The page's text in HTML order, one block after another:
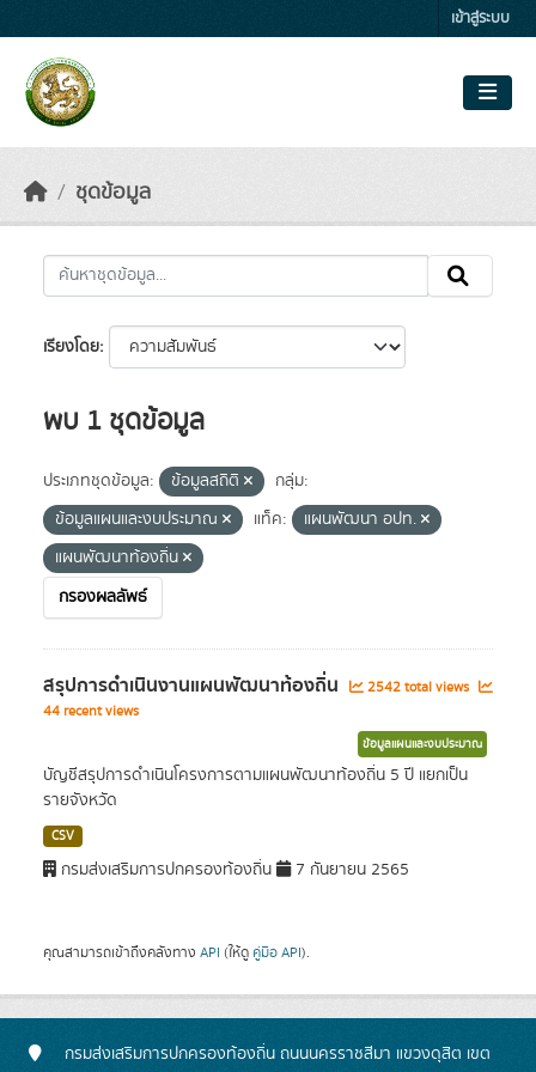
เข้าสู่ระบบ
ชุดข้อมูล
เรียงโดย
พบ 1 ชุดข้อมูล
ประเภทชุดข้อมูล: ข้อมูลสถิติ
กลุ่ม:
ข้อมูลแผนและงบประมาณ
แท็ค:
แผนพัฒนา อปท.
แผนพัฒนาท้องถิ่น
กรองผลลัพธ์
สรุปการดำเนินงานแผนพัฒนาท้องถิ่น
2542 total views
44 recent views
ข้อมูลแผนและงบประมาณ
บัญชีสรุปการดำเนินโครงการตามแผนพัฒนาท้องถิ่น 5 ปี แยกเป็น
รายจังหวัด
CSV
กรมส่งเสริมการปกครองท้องถิ่น 7 กันยายน 2565
คุณสามารถเข้าถึงคลังทาง API (ให้ดู คู่มือ API).
กรมส่งเสริมการปกครองท้องถิ่น ถนนนครราชสีมา แขวงดุสิต เขต